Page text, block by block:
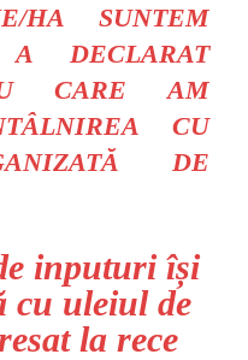
HA SUNTEM
DECLARAT
CARE AM
CU
DE
inputuri își
cu uleiul de
la rece